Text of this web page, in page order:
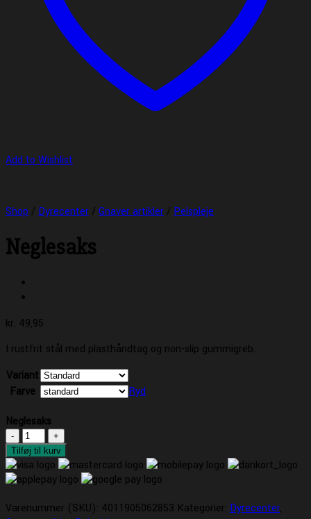
Add to Wishlist
Shop / Dyrecenter / Gnaver artikler / Pelspleje
Neglesaks
kr. 49,95
I rustfrit stål med plasthåndtag og non-slip gummigreb.
Variant
Farve
Ryd
Neglesaks
Neglesaks
antal
Tilføj til kurv
Varenummer (SKU): 4011905062853 Kategorier: Dyrecenter,